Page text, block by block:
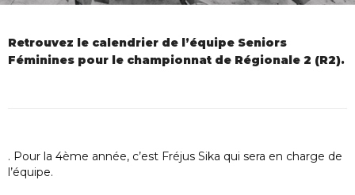
Retrouvez le calendrier de l’équipe Seniors
Féminines pour le championnat de Régionale 2 (R2).
. Pour la 4ème année, c’est Fréjus Sika qui sera en charge de
l’équipe.